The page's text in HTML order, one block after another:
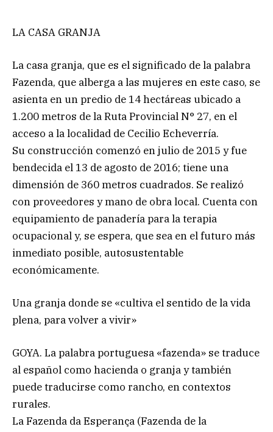
LA CASA GRANJA
La casa granja, que es el significado de la palabra
Fazenda, que alberga a las mujeres en este caso, se
asienta en un predio de 14 hectáreas ubicado a
1.200 metros de la Ruta Provincial N° 27, en el
acceso a la localidad de Cecilio Echeverría.
Su construcción comenzó en julio de 2015 y fue
bendecida el 13 de agosto de 2016; tiene una
dimensión de 360 metros cuadrados. Se realizó
con proveedores y mano de obra local. Cuenta con
equipamiento de panadería para la terapia
ocupacional y, se espera, que sea en el futuro más
inmediato posible, autosustentable
económicamente.
Una granja donde se «cultiva el sentido de la vida
plena, para volver a vivir»
GOYA. La palabra portuguesa «fazenda» se traduce
al español como hacienda o granja y también
puede traducirse como rancho, en contextos
rurales.
La Fazenda da Esperança (Fazenda de la